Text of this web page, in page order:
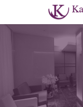
テ
ゲ